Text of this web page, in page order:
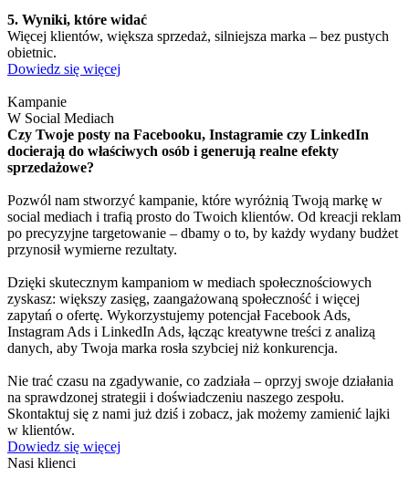
5. Wyniki, które widać
Więcej klientów, większa sprzedaż, silniejsza marka – bez pustych
obietnic.
Dowiedz się więcej
Kampanie
W Social Mediach
Czy Twoje posty na Facebooku, Instagramie czy LinkedIn
docierają do właściwych osób i generują realne efekty
sprzedażowe?
Pozwól nam stworzyć kampanie, które wyróżnią Twoją markę w
social mediach i trafią prosto do Twoich klientów. Od kreacji reklam
po precyzyjne targetowanie – dbamy o to, by każdy wydany budżet
przynosił wymierne rezultaty.
Dzięki skutecznym kampaniom w mediach społecznościowych
zyskasz: większy zasięg, zaangażowaną społeczność i więcej
zapytań o ofertę. Wykorzystujemy potencjał Facebook Ads,
Instagram Ads i LinkedIn Ads, łącząc kreatywne treści z analizą
danych, aby Twoja marka rosła szybciej niż konkurencja.
Nie trać czasu na zgadywanie, co zadziała – oprzyj swoje działania
na sprawdzonej strategii i doświadczeniu naszego zespołu.
Skontaktuj się z nami już dziś i zobacz, jak możemy zamienić lajki
w klientów.
Dowiedz się więcej
Nasi klienci